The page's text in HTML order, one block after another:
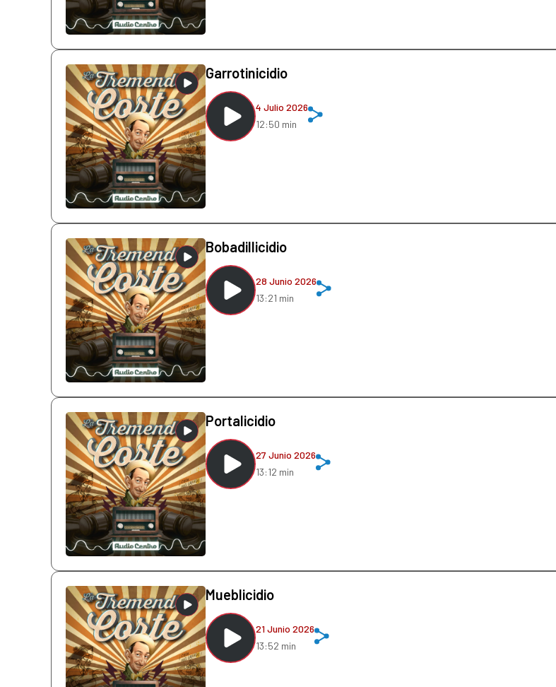
Garrotinicidio
4 Julio 2026
12:50 min
Bobadillicidio
28 Junio 2026
13:21 min
Portalicidio
27 Junio 2026
13:12 min
Mueblicidio
21 Junio 2026
13:52 min